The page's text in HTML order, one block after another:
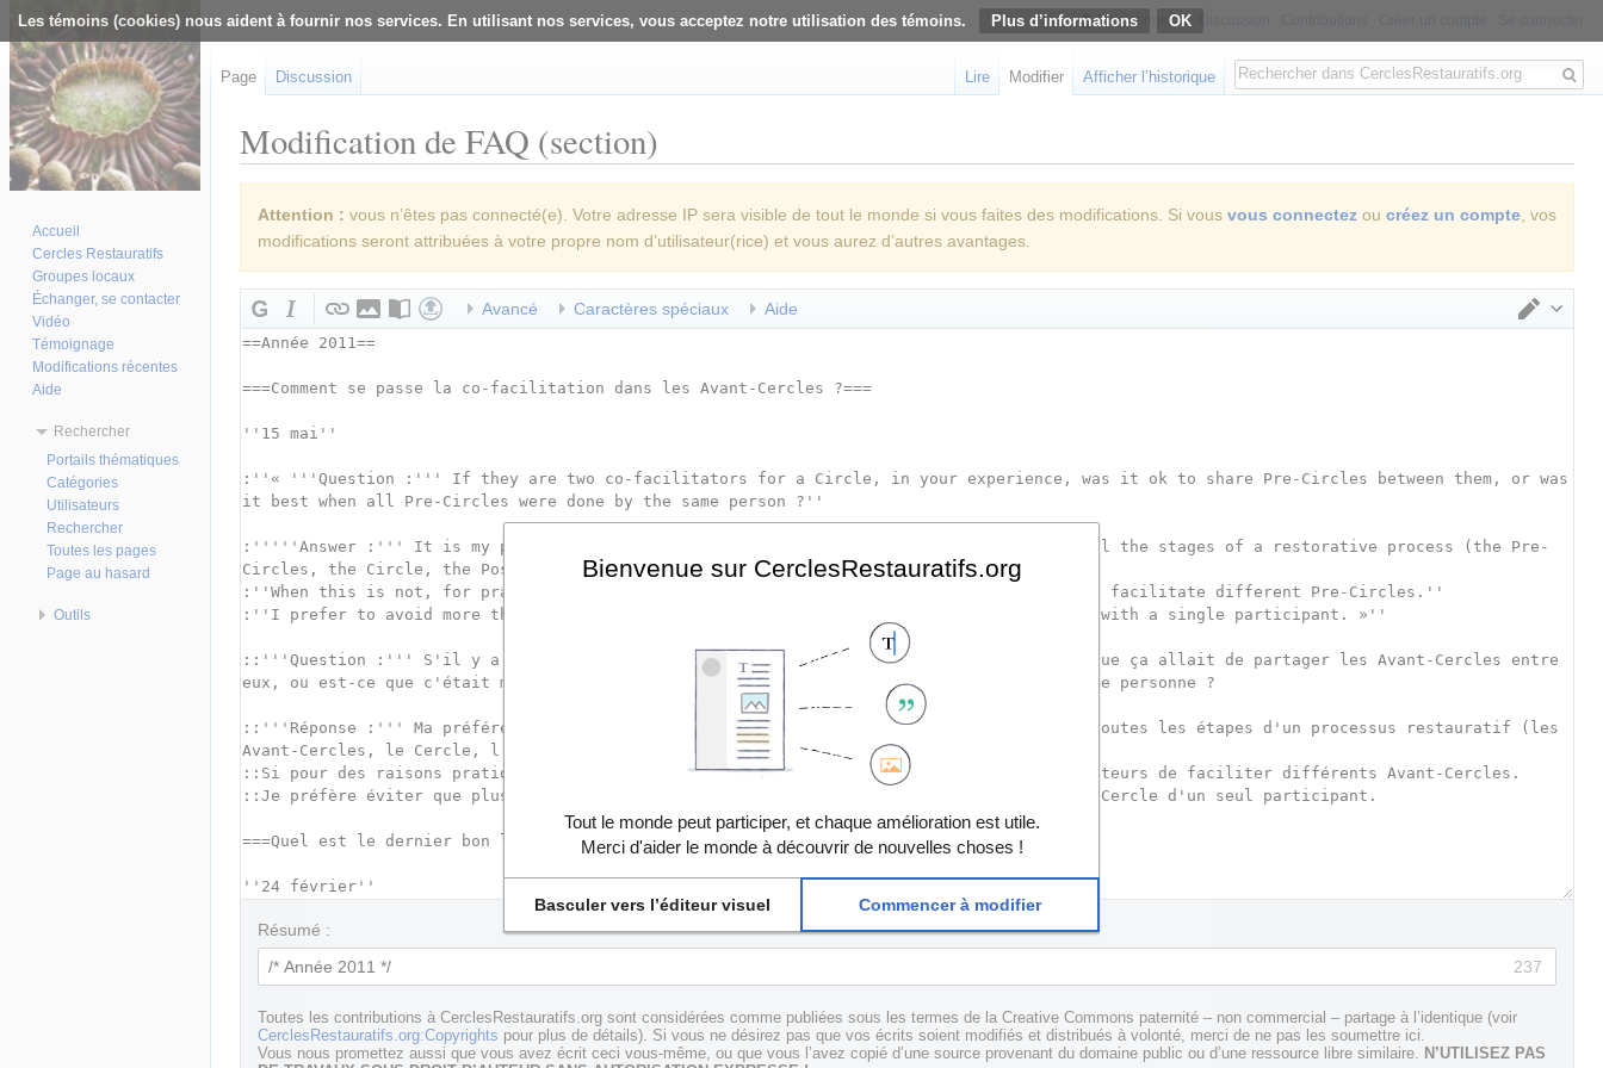
Les témoins (cookies) nous aident à fournir nos services. En utilisant nos services, vous acceptez notre utilisation des témoins. Plus d’informations
Modification de FAQ (section)
Attention : vous n’êtes pas connecté(e). Votre adresse IP sera visible de tout le monde si vous faites des modifications. Si vous vous connectez ou créez un compte, vos
modifications seront attribuées à votre propre nom d’utilisateur(rice) et vous aurez d’autres avantages.
Avancé Caractères spéciaux Aide
Résumé :
237
Toutes les contributions à CerclesRestauratifs.org sont considérées comme publiées sous les termes de la Creative Commons paternité – non commercial – partage à l’identique (voir
CerclesRestauratifs.org:Copyrights pour plus de détails). Si vous ne désirez pas que vos écrits soient modifiés et distribués à volonté, merci de ne pas les soumettre ici.
Vous nous promettez aussi que vous avez écrit ceci vous-même, ou que vous l’avez copié d’une source provenant du domaine public ou d’une ressource libre similaire. N’UTILISEZ PAS
Non connecté
Page Discussion Lire Modifier Afficher l’historique
Rechercher
Accueil
Cercles Restauratifs
Groupes locaux
Échanger, se contacter
Vidéo
Témoignage
Modifications récentes
Aide
Rechercher
Portails thématiques
Catégories
Utilisateurs
Rechercher
Toutes les pages
Page au hasard
Outils
Bienvenue sur CerclesRestauratifs.org
Tout le monde peut participer, et chaque amélioration est utile.
Merci d'aider le monde à découvrir de nouvelles choses !
Basculer vers l’éditeur visuel Commencer à modifier